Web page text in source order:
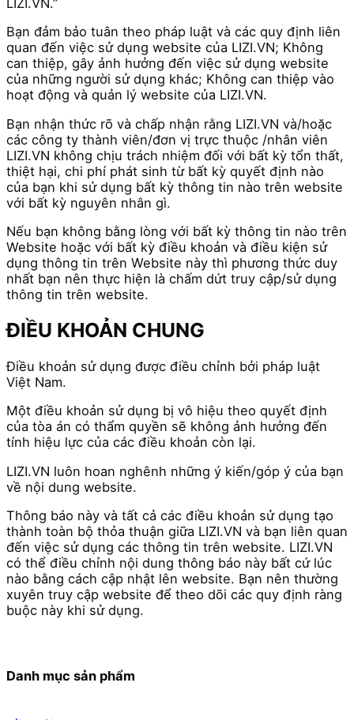
Bạn đảm bảo tuân theo pháp luật và các quy định liên
quan đến việc sử dụng website của LIZI.VN; Không
can thiệp, gây ảnh hưởng đến việc sử dụng website
của những người sử dụng khác; Không can thiệp vào
hoạt động và quản lý website của LIZI.VN.
Bạn nhận thức rõ và chấp nhận rằng LIZI.VN và/hoặc
các công ty thành viên/đơn vị trực thuộc /nhân viên
LIZI.VN không chịu trách nhiệm đối với bất kỳ tổn thất,
thiệt hại, chi phí phát sinh từ bất kỳ quyết định nào
của bạn khi sử dụng bất kỳ thông tin nào trên website
với bất kỳ nguyên nhân gì.
Nếu bạn không bằng lòng với bất kỳ thông tin nào trên
Website hoặc với bất kỳ điều khoản và điều kiện sử
dụng thông tin trên Website này thì phương thức duy
nhất bạn nên thực hiện là chấm dứt truy cập/sử dụng
thông tin trên website.
ĐIỀU KHOẢN CHUNG
Điều khoản sử dụng được điều chỉnh bởi pháp luật
Việt Nam.
Một điều khoản sử dụng bị vô hiệu theo quyết định
của tòa án có thẩm quyền sẽ không ảnh hưởng đến
tính hiệu lực của các điều khoản còn lại.
LIZI.VN luôn hoan nghênh những ý kiến/góp ý của bạn
về nội dung website.
Thông báo này và tất cả các điều khoản sử dụng tạo
thành toàn bộ thỏa thuận giữa LIZI.VN và bạn liên quan
đến việc sử dụng các thông tin trên website. LIZI.VN
có thể điều chỉnh nội dung thông báo này bất cứ lúc
nào bằng cách cập nhật lên website. Bạn nên thường
xuyên truy cập website để theo dõi các quy định ràng
buộc này khi sử dụng.
Danh mục sản phẩm